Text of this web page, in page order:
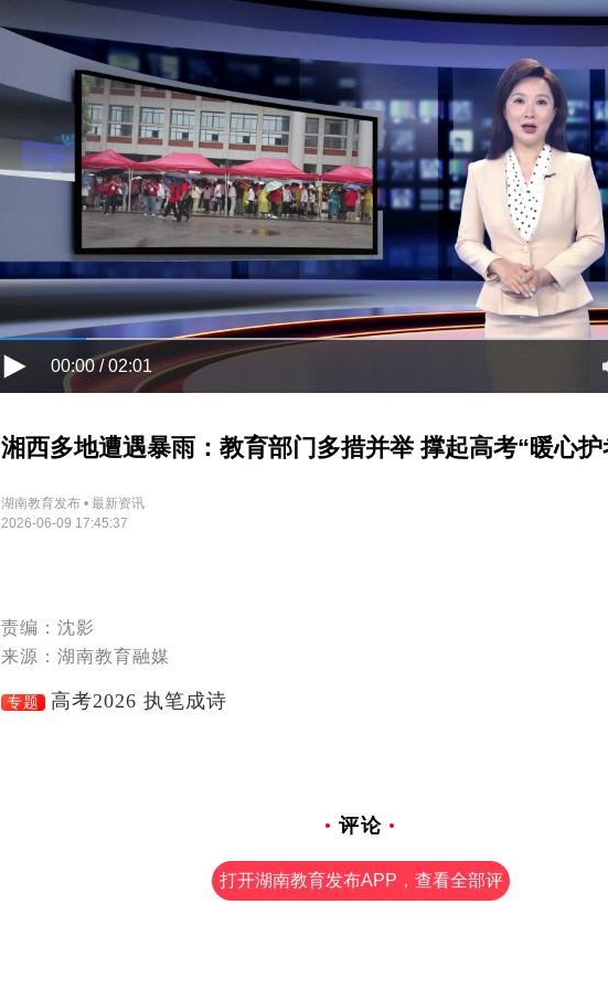
00:00 / 02:01
湘西多地遭遇暴雨：教育部门多措并举 撑起高考“暖心护
湖南教育发布 • 最新资讯
2026-06-09 17:45:37
责编：沈影
来源：湖南教育融媒
专题 高考2026 执笔成诗
评论
打开湖南教育发布APP，查看全部评